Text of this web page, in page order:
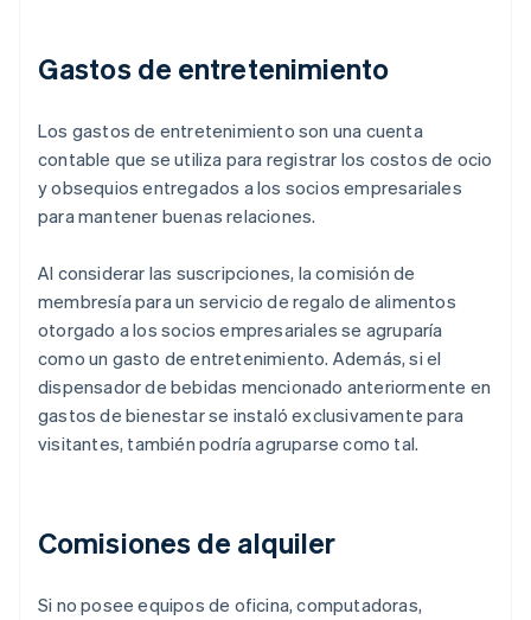
Gastos de entretenimiento
Los gastos de entretenimiento son una cuenta
contable que se utiliza para registrar los costos de ocio
y obsequios entregados a los socios empresariales
para mantener buenas relaciones.
Al considerar las suscripciones, la comisión de
membresía para un servicio de regalo de alimentos
otorgado a los socios empresariales se agruparía
como un gasto de entretenimiento. Además, si el
dispensador de bebidas mencionado anteriormente en
gastos de bienestar se instaló exclusivamente para
visitantes, también podría agruparse como tal.
Comisiones de alquiler
Si no posee equipos de oficina, computadoras,